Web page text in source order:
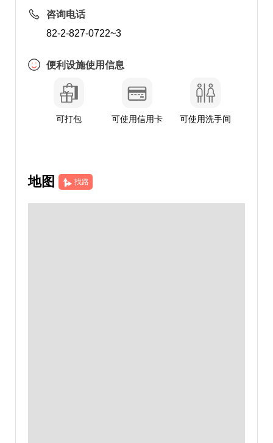
咨询电话
82-2-827-0722~3
便利设施使用信息
可打包 可使用信用卡 可使用洗手间
地图 找路